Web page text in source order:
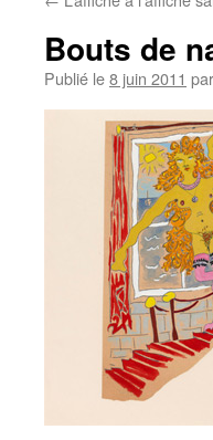
Bouts de
Publié le8 juin 2011 par